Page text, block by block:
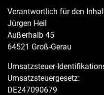
Verantwortlich für den
Jürgen Heil
Außerhalb 45
64521 Groß-Gerau
Umsatzsteuer-
Umsatzsteuergesetz:
DE247090679